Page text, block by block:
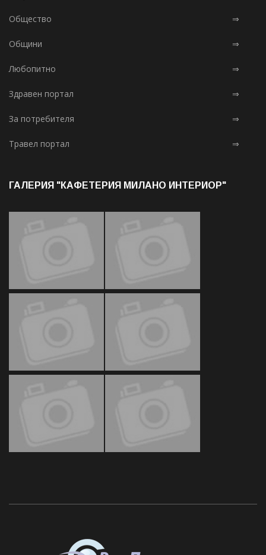
Общество ⇒
Общини ⇒
Любопитно ⇒
Здравен портал ⇒
За потребителя ⇒
Травел портал ⇒
ГАЛЕРИЯ "КАФЕТЕРИЯ МИЛАНО ИНТЕРИОР"